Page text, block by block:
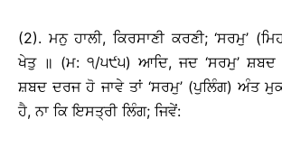
(2). ਮਨੁ ਹਾਲੀ, ਕਿਰਸਾਣੀ ਕਰਣੀ; ‘ਸਰਮੁ’
ਖੇਤੁ ॥ (ਮ: ੧/੫੯੫) ਆਦਿ, ਜਦ ‘ਸਰਮੁ’
ਸ਼ਬਦ ਦਰਜ ਹੋ ਜਾਵੇ ਤਾਂ ‘ਸਰਮੁ’ (ਪੁਲਿੰਗ) ਅੰਤ
ਹੈ, ਨਾ ਕਿ ਇਸਤ੍ਰੀ ਲਿੰਗ; ਜਿਵੇਂ: